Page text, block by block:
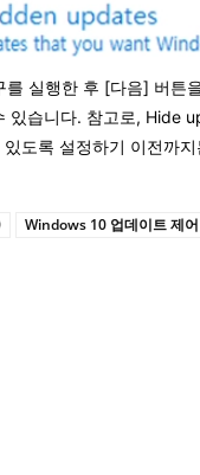
를 실행한 후 [다음] 버
있습니다. 참고로, Hide
도록 설정하기 이전까
Windows 10 업데이트 제어